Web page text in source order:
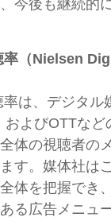
今後も継続的
（Nielsen
は、デジタル
およびOTTなど
体の視聴者の
す。媒体社は
体を把握でき
る広告メニュ